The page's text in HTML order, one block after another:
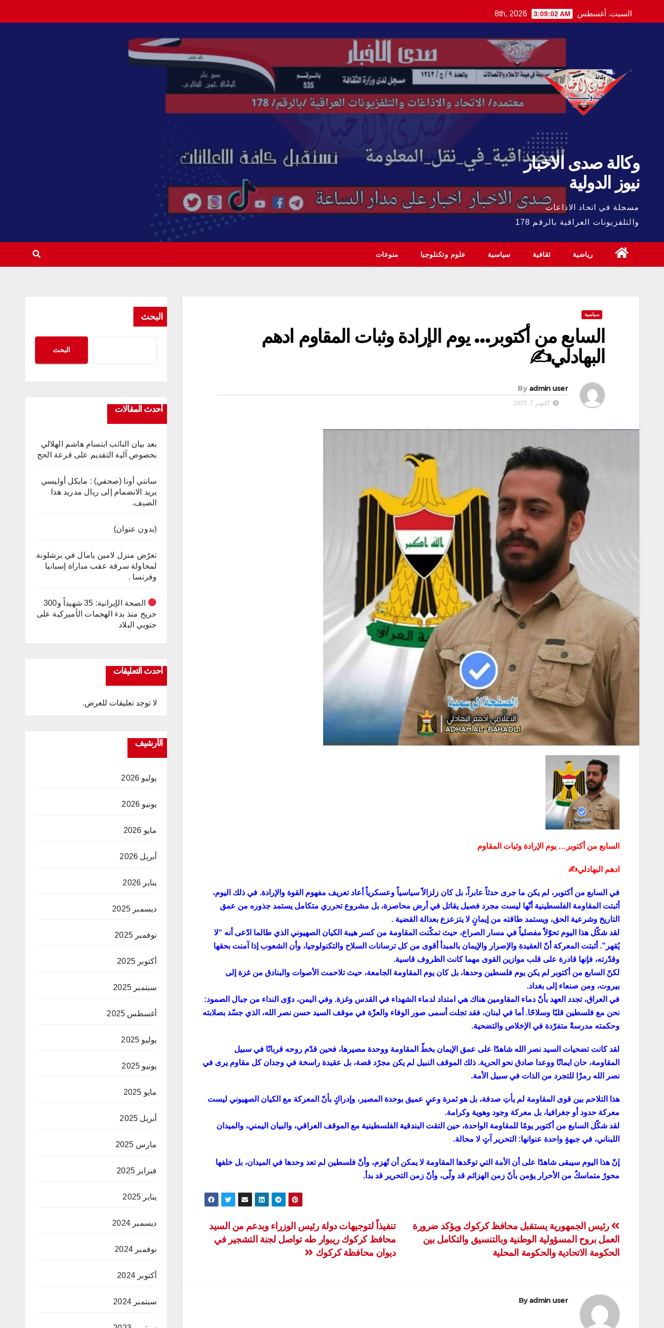
to
السبت. أغسطس 8th, 2026 3:09:04 AM
وكالة صدى الاخبار
نيوز الدولية
مسجلة في اتحاد الاذاعات
والتلفزيونات العراقية بالرقم 178
رياضية ثقافية سياسية علوم وتكنلوجيا منوعات
سياسية
السابع من أكتوبر… يوم الإرادة وثبات المقاوم ادهم
البهادلي✍️
By admin user
أكتوبر 7, 2025
السابع من أكتوبر… يوم الإرادة وثبات المقاوم
ادهم البهادلي✍️
في السابع من أكتوبر، لم يكن ما جرى حدثاً عابراً، بل كان زلزالاً سياسياً وعسكرياً أعاد تعريف مفهوم القوة والإرادة. في ذلك اليوم،
أثبتت المقاومة الفلسطينية أنّها ليست مجرد فصيل يقاتل في أرض محاصرة، بل مشروع تحرري متكامل يستمد جذوره من عمق
التاريخ وشرعية الحق، ويستمد طاقته من إيمانٍ لا يتزعزع بعدالة القضية .
لقد شكّل هذا اليوم تحوّلاً مفصلياً في مسار الصراع، حيث تمكّنت المقاومة من كسر هيبة الكيان الصهيوني الذي طالما ادّعى أنه “لا
يُقهر”. أثبتت المعركة أنّ العقيدة والإصرار والإيمان بالمبدأ أقوى من كل ترسانات السلاح والتكنولوجيا، وأن الشعوب إذا آمنت بحقها
وقدّرته، فإنها قادرة على قلب موازين القوى مهما كانت الظروف قاسية.
لكنّ السابع من أكتوبر لم يكن يوم فلسطين وحدها، بل كان يوم المقاومة الجامعة، حيث تلاحمت الأصوات والبنادق من غزة إلى
بيروت، ومن صنعاء إلى بغداد.
في العراق، تجدد العهد بأنّ دماء المقاومين هناك هي امتداد لدماء الشهداء في القدس وغزة. وفي اليمن، دوّى النداء من جبال الصمود:
نحن مع فلسطين قلبًا وسلاحًا. أما في لبنان، فقد تجلت أسمى صور الوفاء والعزّة في موقف السيد حسن نصر الله، الذي جسّد بصلابته
وحكمته مدرسةً متفرّدة في الإخلاص والتضحية.
لقد كانت تضحيات السيد نصر الله شاهدًا على عمق الإيمان بخطّ المقاومة ووحدة مصيرها، فحين قدّم روحه قربانًا في سبيل
المقاومة، حان ايمانًا ووعدا صادق نحو الحرية. ذلك الموقف النبيل لم يكن مجرّد قصة، بل عقيدة راسخة في وجدان كل مقاوم يرى في
نصر الله رمزًا للتجرد من الذات في سبيل الأمة.
هذا التلاحم بين قوى المقاومة لم يأتِ صدفة، بل هو ثمرة وعيٍ عميق بوحدة المصير، وإدراكٍ بأنّ المعركة مع الكيان الصهيوني ليست
معركة حدود أو جغرافيا، بل معركة وجود وهوية وكرامة.
لقد شكّل السابع من أكتوبر يومًا للمقاومة الواحدة، حين التقت البندقية الفلسطينية مع الموقف العراقي، والبيان اليمني، والميدان
اللبناني، في جبهةٍ واحدة عنوانها: التحرير آتٍ لا محالة.
إنّ هذا اليوم سيبقى شاهدًا على أن الأمة التي توحّدها المقاومة لا يمكن أن تُهزم، وأنّ فلسطين لم تعد وحدها في الميدان، بل خلفها
محورٌ متماسكٌ من الأحرار يؤمن بأنّ زمن الهزائم قد ولّى، وأنّ زمن التحرير قد بدأ.
تصفّح
المقالات
تنفيذاً لتوجيهات دولة رئيس الوزراء وبدعم من السيد
محافظ كركوك ريبوار طه تواصل لجنة التشجير في
ديوان محافظة كركوك
رئيس الجمهورية يستقبل محافظ كركوك ويؤكد ضرورة
العمل بروح المسؤولية الوطنية وبالتنسيق والتكامل بين
الحكومة الاتحادية والحكومة المحلية
Byadmin user
البحث
البحث
أحدث المقالات
بعد بيان النائب ابتسام هاشم الهلالي
بخصوص آلية التقديم على قرعة الحج
سانتي أونا (صحفي) : مايكل أوليسي
يريد الانضمام إلى ريال مدريد هذا
الصيف.
(بدون عنوان)
تعرّض منزل لامين يامال في برشلونة
لمحاولة سرقة عقب مباراة إسبانيا
وفرنسا .
الصحة الإيرانية: 35 شهيداً و300
جريح منذ بدء الهجمات الأميركية على
جنوبي البلاد
أحدث التعليقات
لا توجد تعليقات للعرض.
الأرشيف
يوليو 2026
يونيو 2026
مايو 2026
أبريل 2026
يناير 2026
ديسمبر 2025
نوفمبر 2025
أكتوبر 2025
سبتمبر 2025
أغسطس 2025
يوليو 2025
يونيو 2025
مايو 2025
أبريل 2025
مارس 2025
فبراير 2025
يناير 2025
ديسمبر 2024
نوفمبر 2024
أكتوبر 2024
سبتمبر 2024